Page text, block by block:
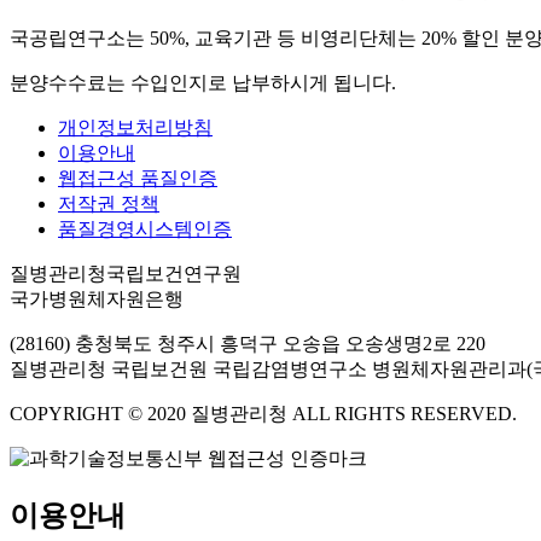
국공립연구소는 50%, 교육기관 등 비영리단체는 20% 할인 분
분양수수료는 수입인지로 납부하시게 됩니다.
개인정보처리방침
이용안내
웹접근성 품질인증
저작권 정책
품질경영시스템인증
질병관리청국립보건연구원
국가병원체자원은행
(28160) 충청북도 청주시 흥덕구 오송읍 오송생명2로 220
질병관리청 국립보건원 국립감염병연구소 병원체자원관리과(
COPYRIGHT © 2020 질병관리청 ALL RIGHTS RESERVED.
이용안내